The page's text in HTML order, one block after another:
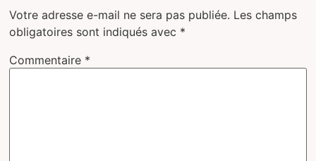
Votre adresse e-mail ne sera pas publiée. Les champs
obligatoires sont indiqués avec *
Commentaire *